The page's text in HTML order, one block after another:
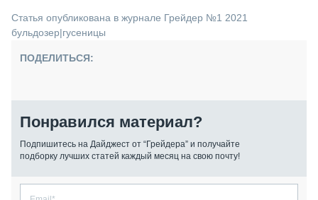
Статья опубликована в журнале Грейдер №1 2021
бульдозер|гусеницы
ПОДЕЛИТЬСЯ:
Понравился материал?
Подпишитесь на Дайджест от “Грейдера” и получайте
подборку лучших статей каждый месяц на свою почту!